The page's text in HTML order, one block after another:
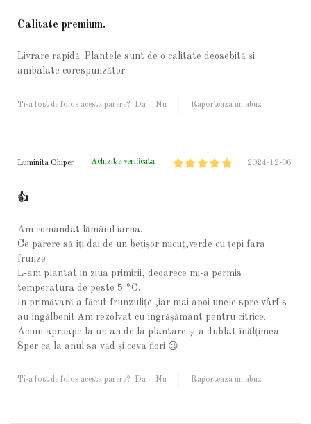
Calitate premium.
Livrare rapidă. Plantele sunt de o calitate deosebită și
ambalate corespunzător.
Ti-a fost de folos acesta parere? Da Nu Raporteaza un abuz
Luminita Chiper Achizitie verificata 2024-12-06
👍
Am comandat lămâiul iarna.
Ce părere să îți dai de un bețișor micuț,verde cu țepi fara
frunze.
L-am plantat in ziua primirii, deoarece mi-a permis
temperatura de peste 5 °C.
In primăvară a făcut frunzulițe ,iar mai apoi unele spre vârf s-
au îngălbenit.Am rezolvat cu îngrășământ pentru citrice.
Acum aproape la un an de la plantare și-a dublat înălțimea.
Sper ca la anul sa văd și ceva flori 😉
Ti-a fost de folos acesta parere? Da Nu Raporteaza un abuz